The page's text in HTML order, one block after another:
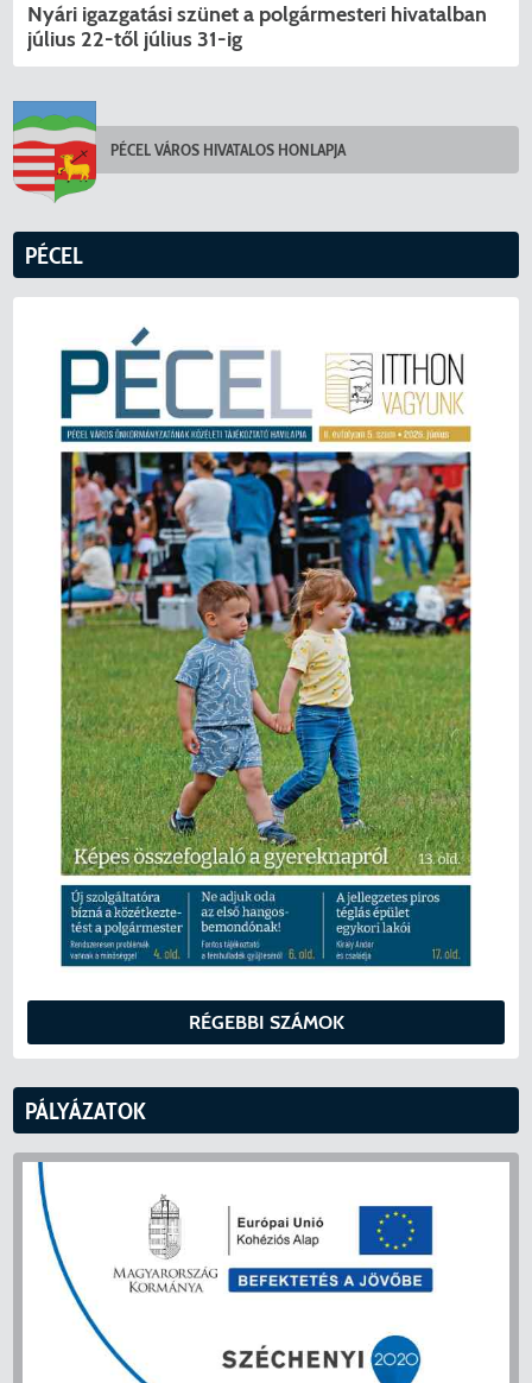
Nyári igazgatási szünet a polgármesteri hivatalban
július 22-től július 31-ig
PÉCEL VÁROS HIVATALOS HONLAPJA
PÉCEL
RÉGEBBI SZÁMOK
PÁLYÁZATOK